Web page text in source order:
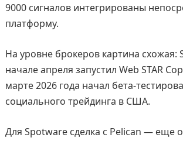
9000 сигналов интегрированы
платформу.
На уровне брокеров картина схожая:
начале апреля запустил Web STAR
марте 2026 года начал бета-
социального трейдинга в США.
Для Spotware сделка с Pelican — еще